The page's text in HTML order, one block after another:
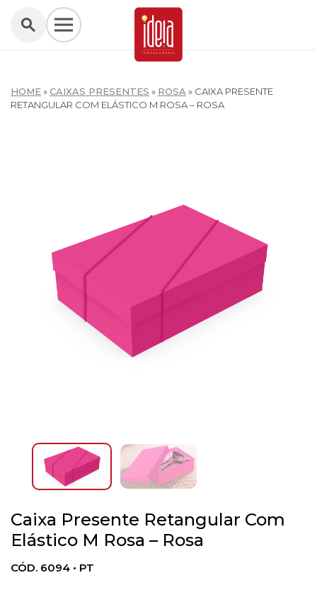
HOME»CAIXAS PRESENTES » ROSA » CAIXA PRESENTE
RETANGULAR COM ELÁSTICO M ROSA – ROSA
Caixa Presente Retangular Com
Elástico M Rosa – Rosa
CÓD. 6094 • PT